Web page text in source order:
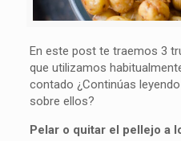
En este post te traemos 3
que utilizamos
contado ¿Continúas
sobre ellos?
Pelar o quitar el pellejo a